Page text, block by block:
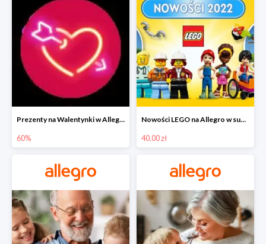
Prezenty na Walentynki w Allegro do -60%
60%
Nowości LEGO na Allegro w super cenach od 40 zł
40.00 zł